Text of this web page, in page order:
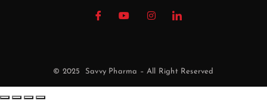
© 2025 Savvy Pharma – All Right Reserved